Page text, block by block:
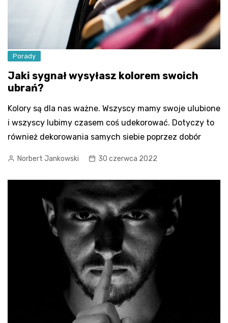
Porady
Jaki sygnał wysyłasz kolorem swoich
ubrań?
Kolory są dla nas ważne. Wszyscy mamy swoje ulubione
i wszyscy lubimy czasem coś udekorować. Dotyczy to
również dekorowania samych siebie poprzez dobór
Norbert Jankowski 30 czerwca 2022